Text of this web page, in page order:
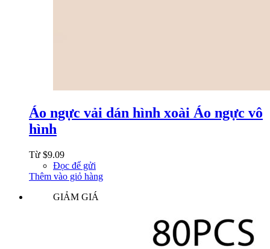
Áo ngực vải dán hình xoài Áo ngực vô
hình
Từ $9.09
Đọc để gửi
Thêm vào giỏ hàng
GIẢM GIÁ